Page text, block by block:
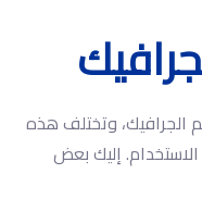
الجرافيك، وتختلف هذه
إليك بعض